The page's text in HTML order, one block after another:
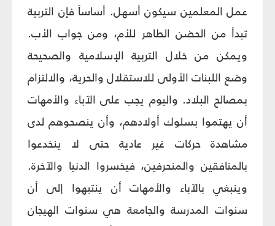
عمل المعلمين سيكون أسهل. أساساً فإن التربية
تبدأ من الحضن الطاهر للأم، ومن جواب الأب.
ويمكن من خلال التربية الإسلامية والصحيحة
وضع اللبنات الأولى للاستقلال والحرية، والالتزام
بمصالح البلاد. واليوم يجب على الآباء والأمهات
أن يهتموا بسلوك أولادهم، وأن ينصحوهم لدى
مشاهدة حركات غير عادية حتى لا ينخدعوا
بالمنافقين والمنحرفين، فيخسروا الدنيا والآخرة.
وينبغي بالآباء والأمهات أن ينتبهوا إلى أن
سنوات المدرسة والجامعة هي سنوات الهيجان